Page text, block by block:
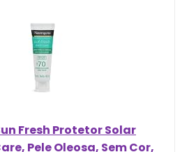
Fresh Protetor Solar
Pele Oleosa, Sem Cor,